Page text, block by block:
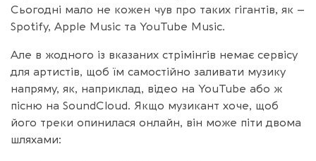
Сьогодні мало не кожен чув про таких гігантів, як –
Spotify, Apple Music та YouTube Music.
Але в жодного із вказаних стрімінгів немає сервісу
для артистів, щоб їм самостійно заливати музику
напряму, як, наприклад, відео на YouTube або ж
пісню на SoundCloud. Якщо музикант хоче, щоб
його треки опинилася онлайн, він може піти двома
шляхами: